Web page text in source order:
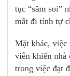
tục “săm soi”
mất đi tính tự
Mặt khác, việc
viên khiến nhà
trong việc đạt